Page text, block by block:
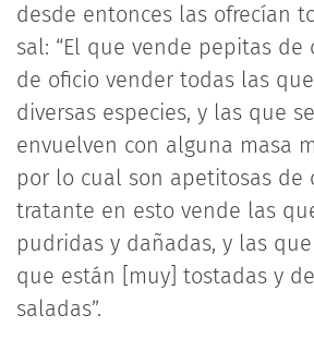
desde entonces las ofrecían
sal: “El que vende pepitas de
de oficio vender todas las
diversas especies, y las que
envuelven con alguna masa
por lo cual son apetitosas de
tratante en esto vende las
pudridas y dañadas, y las
que están [muy] tostadas y
saladas”.